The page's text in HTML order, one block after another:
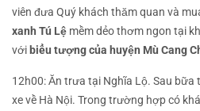
viên đưa Quý khách thăm quan và
xanh Tú Lệ mềm dẻo thơm ngon tại
với biểu tượng của huyện Mù Cang
12h00:Ăn trưa tại Nghĩa Lộ. Sau bữa
xe về Hà Nội. Trong trường hợp có